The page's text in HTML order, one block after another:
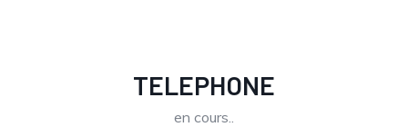
TELEPHONE
en cours..